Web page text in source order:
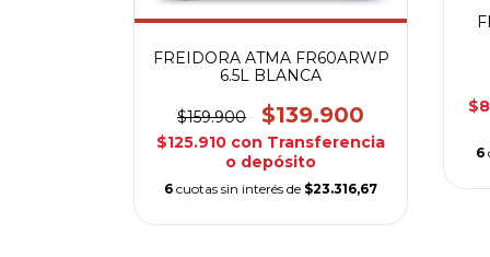
FREIDORA ATMA FR60ARWP
6.5L BLANCA
$159.900 $139.900
$125.910 con Transferencia
o depósito
6 cuotas sin interés de $23.316,67
6